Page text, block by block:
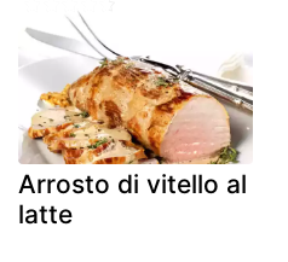
Arrosto di vitello al
latte